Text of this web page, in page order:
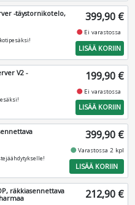
-täystornikotelo,
399,90 €
fiber_manual_record Ei varastossa
LISÄÄ KORIIN
V2 -
199,90 €
fiber_manual_record Ei varastossa
LISÄÄ KORIIN
399,90 €
fiber_manual_recordVarastossa 2 kpl
LISÄÄ KORIIN
räkkiasennettava
212,90 €